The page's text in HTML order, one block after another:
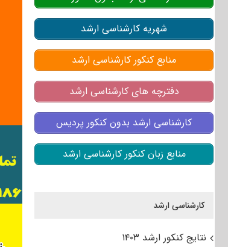
شهریه کارشناسی ارشد
منابع کنکور کارشناسی ارشد
دفترچه های کارشناسی ارشد
کارشناسی ارشد بدون کنکور پردیس
منابع زبان کنکور کارشناسی ارشد
کارشناسی ارشد
نتایج کنکور ارشد ۱۴۰۳